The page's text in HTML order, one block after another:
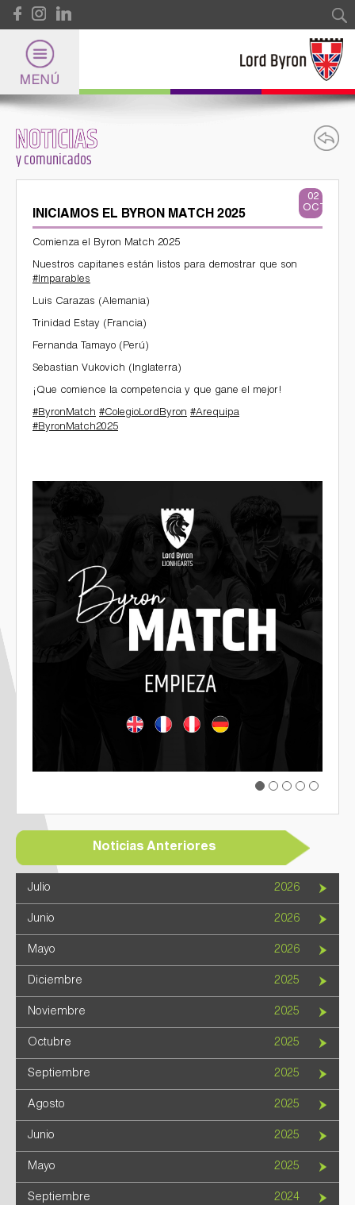
Pasar al contenido principal
Internacional
y Certificaciones Internacionales
NOTICIAS
y comunicados
INICIAMOS EL BYRON MATCH 2025
02
OCT
Comienza el Byron Match 2025
Nuestros capitanes están listos para demostrar que son
#Imparables
Luis Carazas (Alemania)
Trinidad Estay (Francia)
Fernanda Tamayo (Perú)
Sebastian Vukovich (Inglaterra)
¡Que comience la competencia y que gane el mejor!
#ByronMatch #ColegioLordByron #Arequipa
#ByronMatch2025
Previous Next
Noticias Anteriores
Julio 2026
Junio 2026
Mayo 2026
Diciembre 2025
Noviembre 2025
Octubre 2025
Septiembre 2025
Agosto 2025
Junio 2025
Mayo 2025
Septiembre 2024